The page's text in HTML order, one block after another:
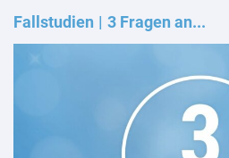
Fallstudien 3 Fragen an...